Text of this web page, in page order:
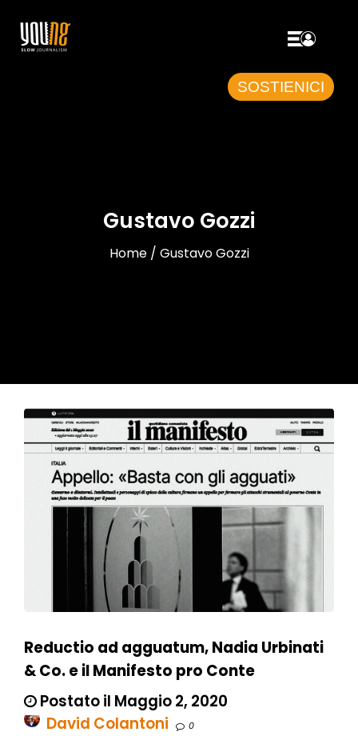
SOSTIENICI
Gustavo Gozzi
Home / Gustavo Gozzi
Reductio ad agguatum, Nadia Urbinati
& Co. e il Manifesto pro Conte
Postato il Maggio 2, 2020
David Colantoni
0